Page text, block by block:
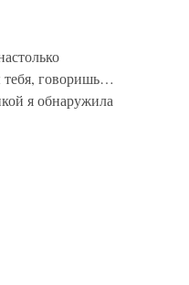
тебя, говоришь…
я обнаружила